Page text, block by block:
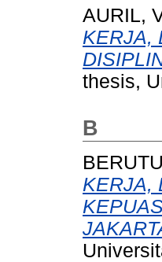
AURIL,
KERJA,
thesis,
B
KERJA,